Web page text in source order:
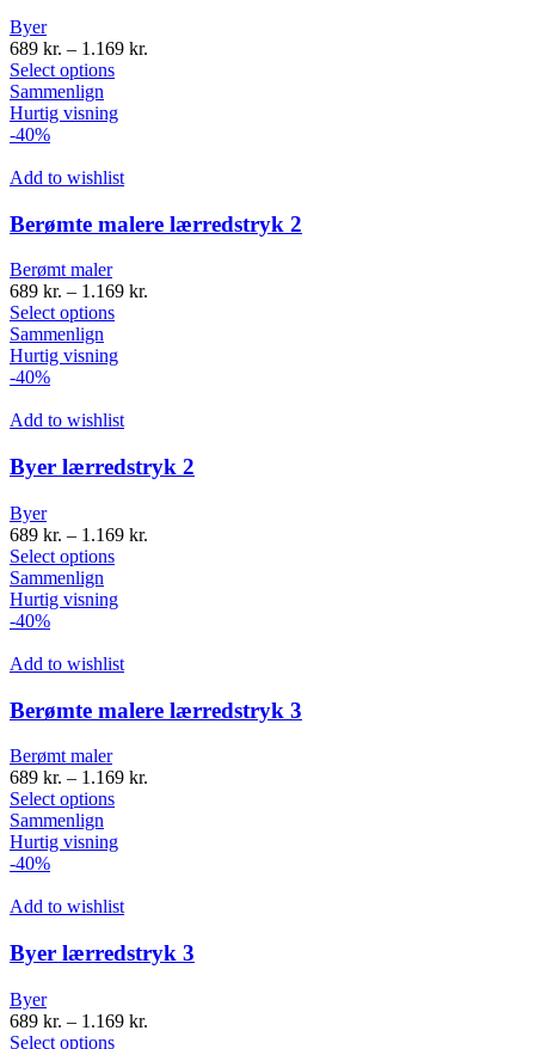
Byer
689 kr. – 1.169 kr.
Select options
Sammenlign
Hurtig visning
-40%
Add to wishlist
Berømte malere lærredstryk 2
Berømt maler
689 kr. – 1.169 kr.
Select options
Sammenlign
Hurtig visning
-40%
Add to wishlist
Byer lærredstryk 2
Byer
689 kr. – 1.169 kr.
Select options
Sammenlign
Hurtig visning
-40%
Add to wishlist
Berømte malere lærredstryk 3
Berømt maler
689 kr. – 1.169 kr.
Select options
Sammenlign
Hurtig visning
-40%
Add to wishlist
Byer lærredstryk 3
Byer
689 kr. – 1.169 kr.
Select options